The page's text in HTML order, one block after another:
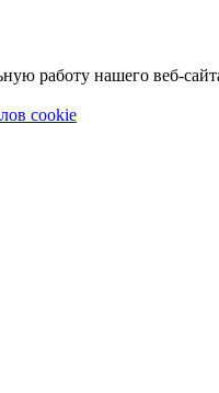
работу нашего веб-
cookie